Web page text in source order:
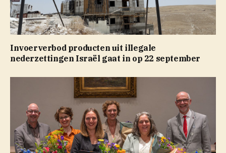
Invoerverbod producten uit illegale
nederzettingen Israël gaat in op 22 september